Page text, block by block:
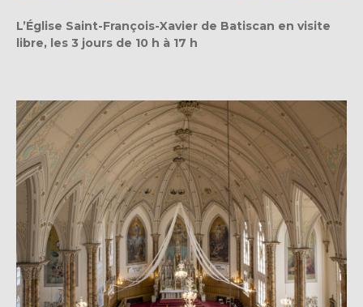
L’Église Saint-François-Xavier de Batiscan en visite
libre, les 3 jours de 10 h à 17 h